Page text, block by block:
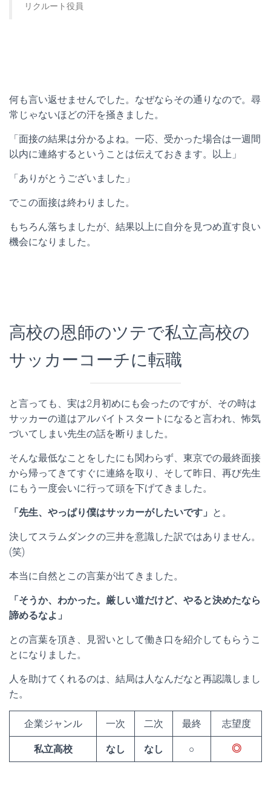
リクルート役員
何も言い返せませんでした。なぜならその通りなので。尋
常じゃないほどの汗を掻きました。
「面接の結果は分かるよね。一応、受かった場合は一週間
以内に連絡するということは伝えておきます。以上」
「ありがとうございました」
でこの面接は終わりました。
もちろん落ちましたが、結果以上に自分を見つめ直す良い
機会になりました。
高校の恩師のツテで私立高校の
サッカーコーチに転職
と言っても、実は2月初めにも会ったのですが、その時は
サッカーの道はアルバイトスタートになると言われ、怖気
づいてしまい先生の話を断りました。
そんな最低なことをしたにも関わらず、東京での最終面接
から帰ってきてすぐに連絡を取り、そして昨日、再び先生
にもう一度会いに行って頭を下げてきました。
「先生、やっぱり僕はサッカーがしたいです」 と。
決してスラムダンクの三井を意識した訳ではありません。
(笑)
本当に自然とこの言葉が出てきました。
「そうか、わかった。厳しい道だけど、やると決めたなら
諦めるなよ」
との言葉を頂き、見習いとして働き口を紹介してもらうこ
とになりました。
人を助けてくれるのは、結局は人なんだなと再認識しまし
た。
企業ジャンル 一次 二次 最終 志望度
私立高校 なし なし ○ ◎